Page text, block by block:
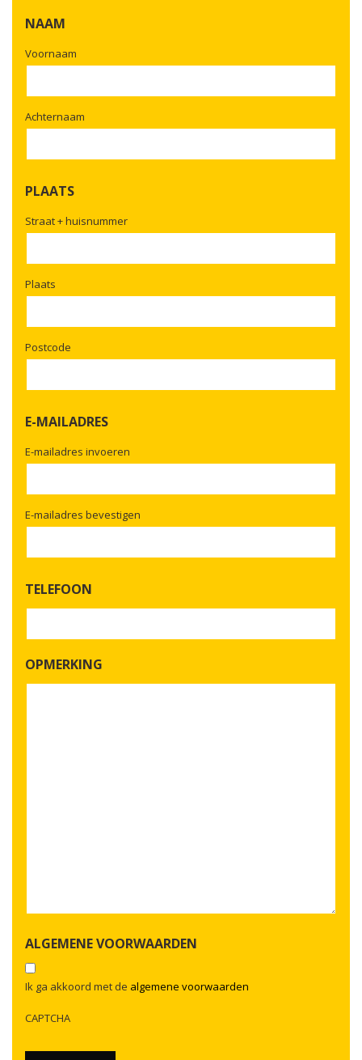
MM
JJJJ
NAAM
Voornaam
Achternaam
PLAATS
Straat + huisnummer
Plaats
Postcode
E-MAILADRES
E-mailadres invoeren
E-mailadres bevestigen
TELEFOON
OPMERKING
ALGEMENE VOORWAARDEN
Ik ga akkoord met de algemene voorwaarden
CAPTCHA